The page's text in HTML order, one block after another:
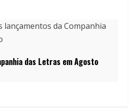
das Letras em Agosto